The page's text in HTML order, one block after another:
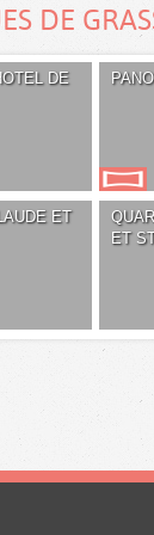
DE
DE
ET
ET